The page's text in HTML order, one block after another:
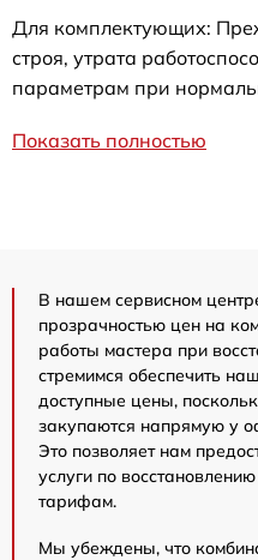
Для комплектующих:
строя, утрата
параметрам при
Показать полностью
В нашем сервисном
прозрачностью цен на
работы мастера при
стремимся обеспечить
доступные цены,
закупаются напрямую у
Это позволяет нам
услуги по
тарифам.
Мы убеждены, что